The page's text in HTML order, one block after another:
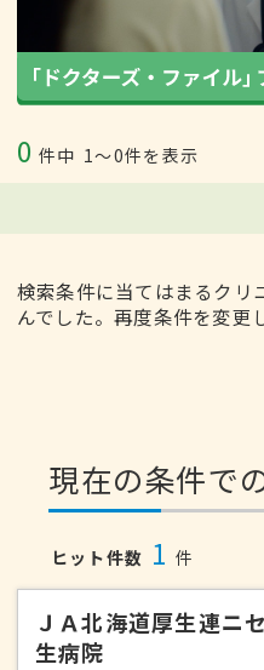
0 件中 1〜0件を表示
検索条件に当てはまるクリ
んでした。再度条件を変更
現在の条件で
ヒット件数 1 件
ＪＡ北海道厚生連ニ
生病院